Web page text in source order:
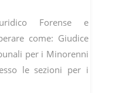
Forense e
come: Giudice
per i Minorenni
le sezioni per i